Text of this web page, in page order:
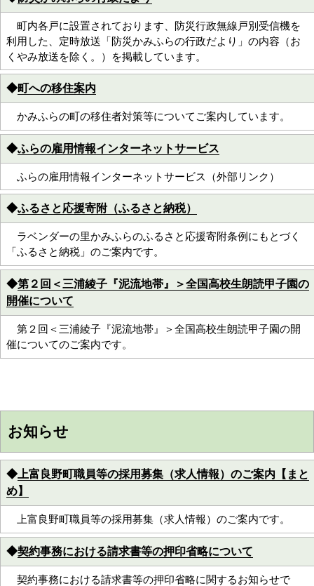
町内各戸に設置されております、防災行政無線戸別受信機を
利用した、定時放送「防災かみふらの行政だより」の内容（お
くやみ放送を除く。）を掲載しています。
◆町への移住案内
かみふらの町の移住者対策等についてご案内しています。
◆ふらの雇用情報インターネットサービス
ふらの雇用情報インターネットサービス（外部リンク）
◆ふるさと応援寄附（ふるさと納税）
ラベンダーの里かみふらのふるさと応援寄附条例にもとづく
「ふるさと納税」のご案内です。
◆第２回＜三浦綾子『泥流地帯』＞全国高校生朗読甲子園の
開催について
第２回＜三浦綾子『泥流地帯』＞全国高校生朗読甲子園の開
催についてのご案内です。
お知らせ
◆ 上富良野町職員等の採用募集（求人情報）のご案内【まと
め】
上富良野町職員等の採用募集（求人情報）のご案内です。
◆契約事務における請求書等の押印省略について
契約事務における請求書等の押印省略に関するお知らせで